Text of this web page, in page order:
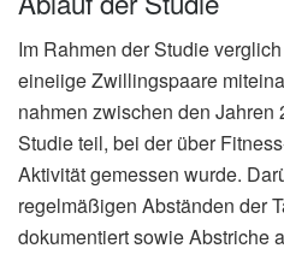
Im Rahmen der Studie
eineiige Zwillingspaare
nahmen zwischen den Jahren
Studie teil, bei der über
Aktivität gemessen wurde.
regelmäßigen Abständen der
dokumentiert sowie Abstriche